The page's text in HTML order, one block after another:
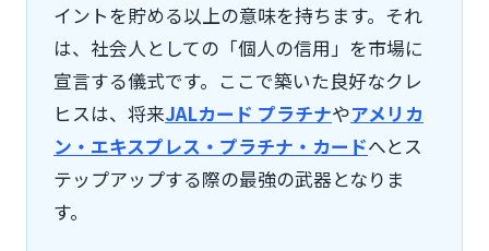
イントを貯める以上の意味を持ちます。それ
は、社会人としての「個人の信用」を市場に
宣言する儀式です。ここで築いた良好なクレ
ヒスは、将来JALカード プラチナやアメリカ
ン・エキスプレス・プラチナ・カードへとス
テップアップする際の最強の武器となりま
す。